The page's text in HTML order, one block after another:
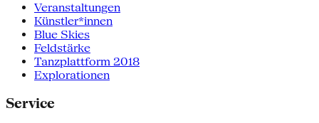
Veranstaltungen
Künstler*innen
Blue Skies
Feldstärke
Tanzplattform 2018
Explorationen
Service